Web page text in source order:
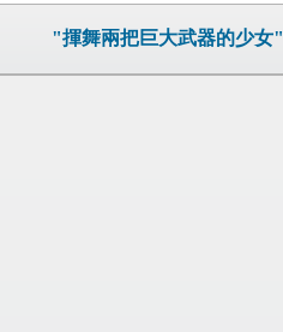
"揮舞兩把巨大武器的少女"